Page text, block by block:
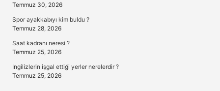
Temmuz 30, 2026
Spor ayakkabıyı kim buldu ?
Temmuz 28, 2026
Saat kadranı neresi ?
Temmuz 25, 2026
Ingilizlerin işgal ettiği yerler nerelerdir ?
Temmuz 25, 2026